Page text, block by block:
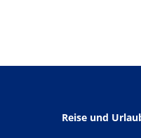
Reise und